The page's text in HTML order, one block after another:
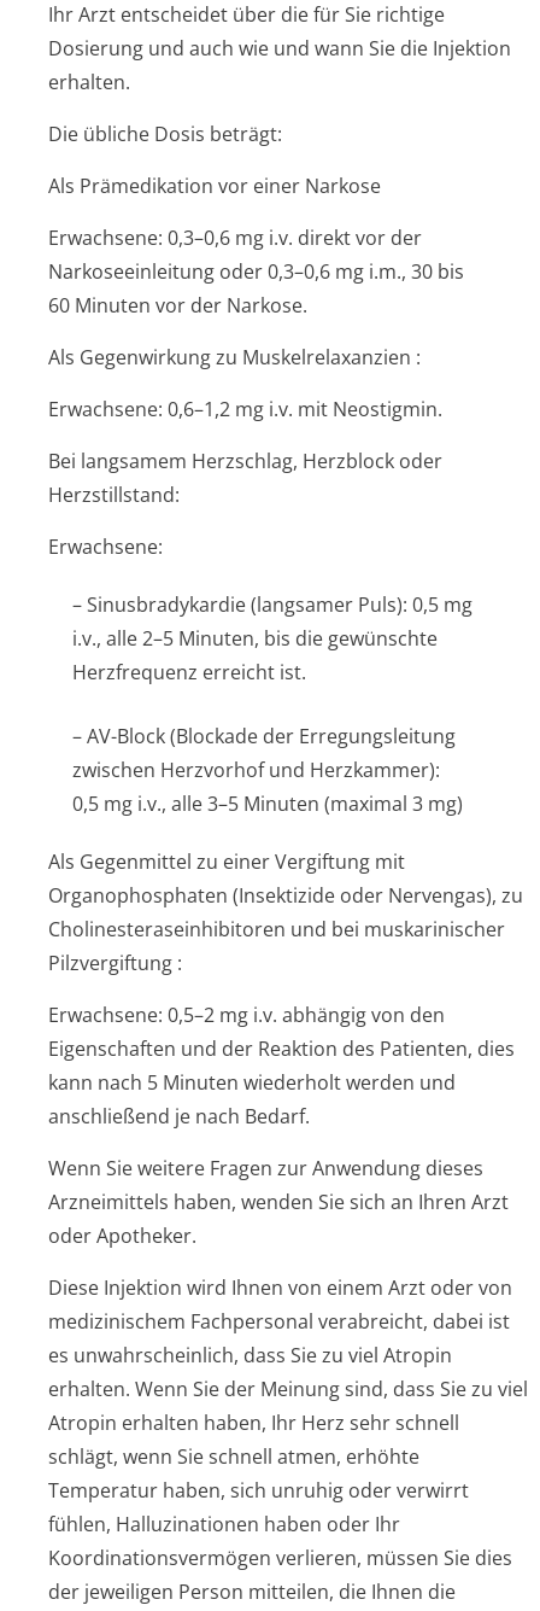
Ihr Arzt entscheidet über die für Sie richtige
Dosierung und auch wie und wann Sie die Injektion
erhalten.
Die übliche Dosis beträgt:
Als Prämedikation vor einer Narkose
Erwachsene: 0,3–0,6 mg i.v. direkt vor der
Narkoseeinleitung oder 0,3–0,6 mg i.m., 30 bis
60 Minuten vor der Narkose.
Als Gegenwirkung zu Muskelrelaxanzien :
Erwachsene: 0,6–1,2 mg i.v. mit Neostigmin.
Bei langsamem Herzschlag, Herzblock oder
Herzstillstand:
Erwachsene:
– Sinusbradykardie (langsamer Puls): 0,5 mg
i.v., alle 2–5 Minuten, bis die gewünschte
Herzfrequenz erreicht ist.
– AV-Block (Blockade der Erregungsleitung
zwischen Herzvorhof und Herzkammer):
0,5 mg i.v., alle 3–5 Minuten (maximal 3 mg)
Als Gegenmittel zu einer Vergiftung mit
Organophosphaten (Insektizide oder Nervengas), zu
Cholinesterase­inhibitoren und bei muskarinischer
Pilzvergiftung :
Erwachsene: 0,5–2 mg i.v. abhängig von den
Eigenschaften und der Reaktion des Patienten, dies
kann nach 5 Minuten wiederholt werden und
anschließend je nach Bedarf.
Wenn Sie weitere Fragen zur Anwendung dieses
Arzneimittels haben, wenden Sie sich an Ihren Arzt
oder Apotheker.
Diese Injektion wird Ihnen von einem Arzt oder von
medizinischem Fachpersonal verabreicht, dabei ist
es unwahrscheinlich, dass Sie zu viel Atropin
erhalten. Wenn Sie der Meinung sind, dass Sie zu viel
Atropin erhalten haben, Ihr Herz sehr schnell
schlägt, wenn Sie schnell atmen, erhöhte
Temperatur haben, sich unruhig oder verwirrt
fühlen, Halluzinationen haben oder Ihr
Koordinationsver­mögen verlieren, müssen Sie dies
der jeweiligen Person mitteilen, die Ihnen die